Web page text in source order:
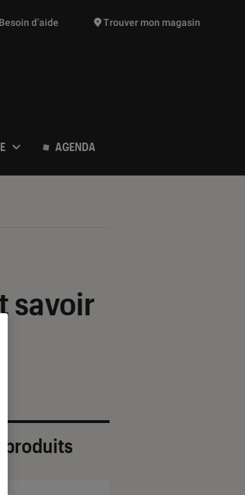
de produits vont vous être proposées
Besoin d’aide Trouver mon magasin
AGENDA
savoir
produits